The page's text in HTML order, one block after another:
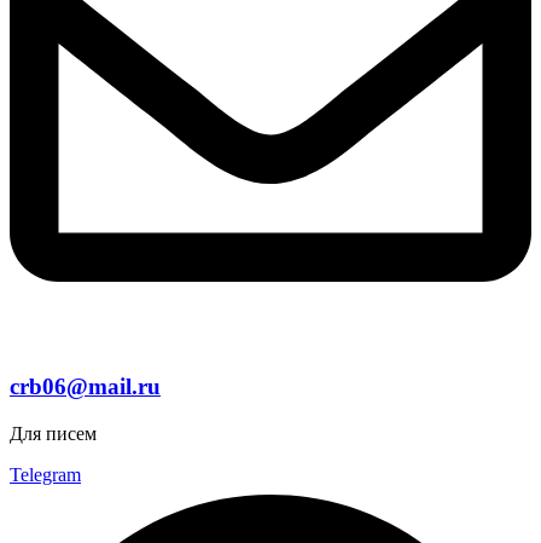
crb06@mail.ru
Для писем
Telegram